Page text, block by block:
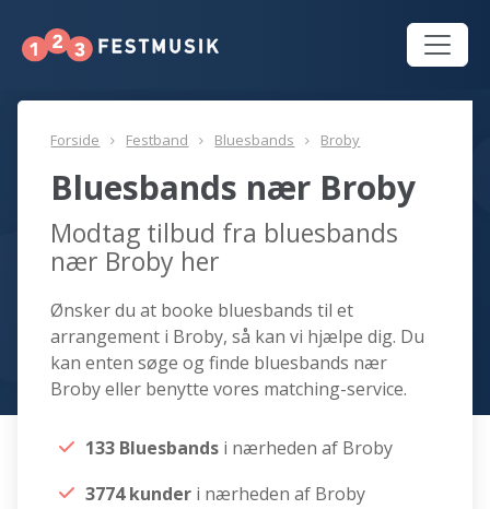
Forside Festband Bluesbands Broby
Bluesbands nær Broby
Modtag tilbud fra bluesbands
nær Broby her
Ønsker du at booke bluesbands til et
arrangement i Broby, så kan vi hjælpe dig. Du
kan enten søge og finde bluesbands nær
Broby eller benytte vores matching-service.
133 Bluesbands i nærheden af Broby
3774 kunder i nærheden af Broby